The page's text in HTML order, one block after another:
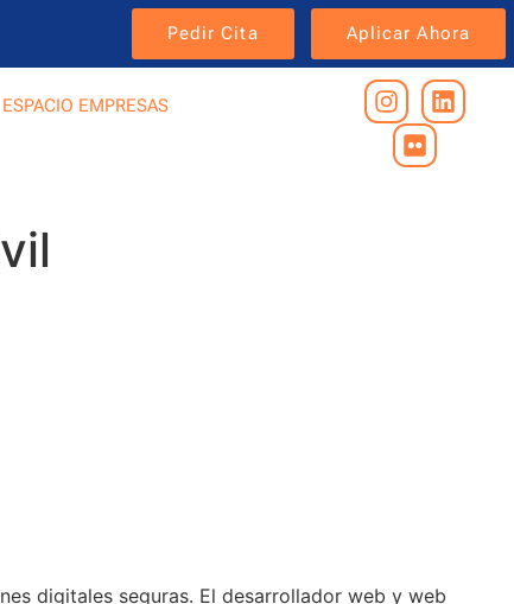
Aplicar Ahora
Pedir Cita
ESPACIO EMPRESAS
digitales seguras. El desarrollador web y web